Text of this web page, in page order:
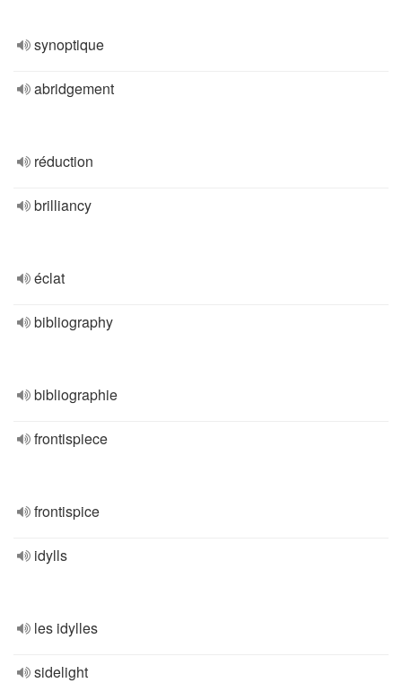
synoptique
abridgement
réduction
brilliancy
éclat
bibliography
bibliographie
frontispiece
frontispice
idylls
les idylles
sidelight